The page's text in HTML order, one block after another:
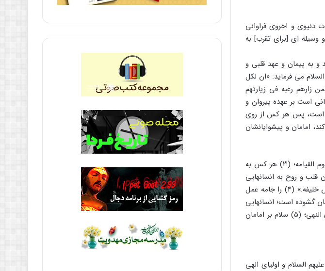
دنیوی و اخروی فراوانی
(۱) «تقوای الهی پیشه کنید و وسیله ای [برای تقرب] به
و به پیمان و عهد قلبی و
می فرماید: «ان لکل
زارهم رغبه فی زیارتهم
برای هر امامی عهد و پیمانی است بر عهده پیروان و
است، پس هر کس از روی
امامان و پیشوایانشان
همچنین رسول گرامی اسلام صلی الله علیه و آله می فرمایند: «من اتانی زائرا کنت شفیعه یوم القیامه؛ (۳) هر کس به
قلب و روح به انسانهایی
است که خلیفه الله حقیقی در زمین هستند؛ کسانی که به حقیقت ندای «انی جاعل فی الارض خلیفه.» (۴) را جامه عمل
گشوده است؛ انسانهایی
که در وصف آنان گفته می‌شود: «السلام علی ائمه الهدی ومصابیح الدجی واعلام التقی وذوی النهی؛ (۵) سلام بر امامان
السلام و اولیای الهی